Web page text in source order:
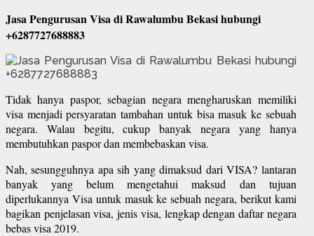
Jasa Pengurusan Visa di Rawalumbu Bekasi hubungi
+6287727688883
Tidak hanya paspor, sebagian negara mengharuskan memiliki
visa menjadi persyaratan tambahan untuk bisa masuk ke sebuah
negara. Walau begitu, cukup banyak negara yang hanya
membutuhkan paspor dan membebaskan visa.
Nah, sesungguhnya apa sih yang dimaksud dari VISA? lantaran
banyak yang belum mengetahui maksud dan tujuan
diperlukannya Visa untuk masuk ke sebuah negara, berikut kami
bagikan penjelasan visa, jenis visa, lengkap dengan daftar negara
bebas visa 2019.